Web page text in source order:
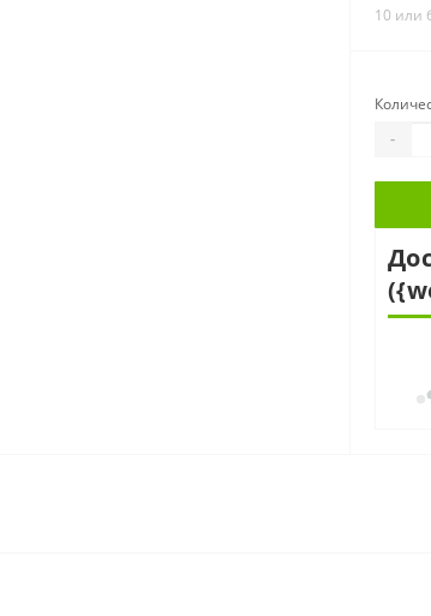
10 или
-